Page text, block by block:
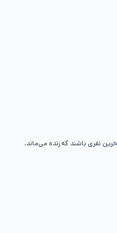
نفری باشند که زنده می‌ماند.